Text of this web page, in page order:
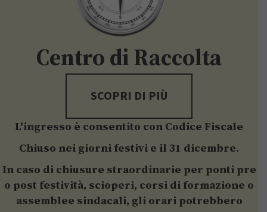
Centro di Raccolta
SCOPRI DI PIÙ
L'ingresso è consentito con Codice Fiscale
Chiuso nei giorni festivi e il 31 dicembre.
In caso di chiusure straordinarie per ponti pre
o post festività, scioperi, corsi di formazione o
assemblee sindacali, gli orari potrebbero